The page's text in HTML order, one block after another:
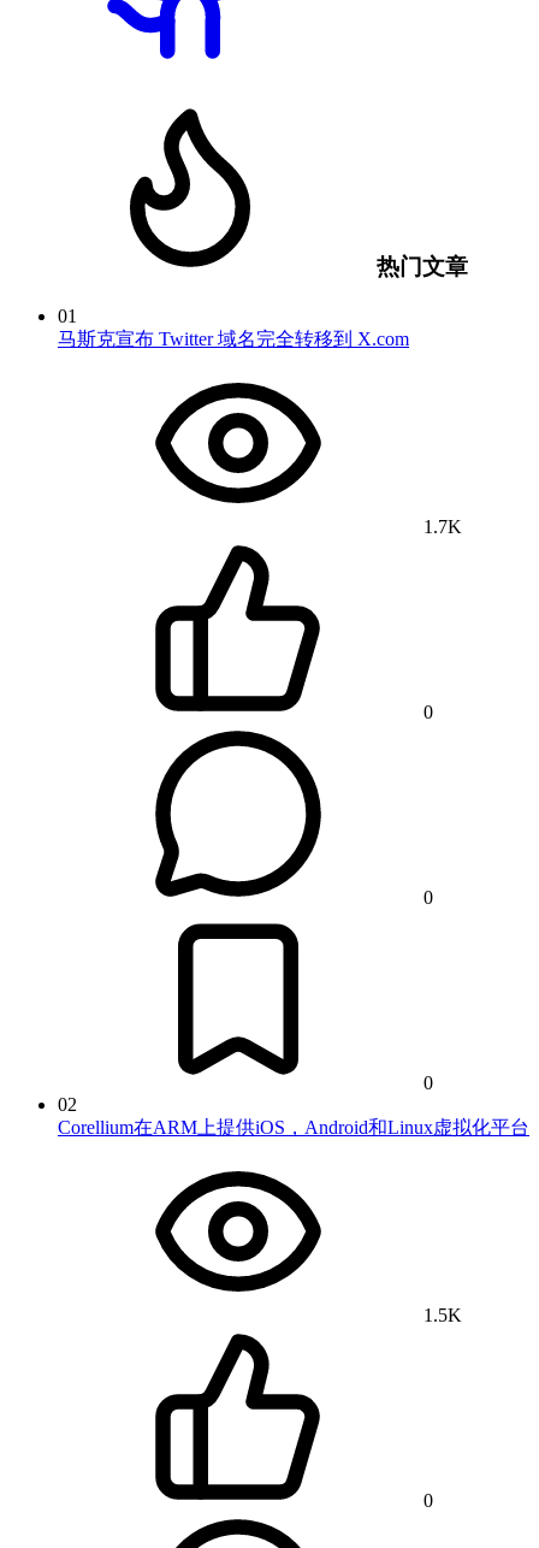
热门文章
01
马斯克宣布 Twitter 域名完全转移到 X.com
1.7K
0
0
0
02
Corellium在ARM上提供iOS，Android和Linux虚拟化平台
1.5K
0